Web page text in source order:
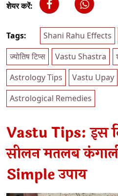
शेयर करें:
Tags: Shani Rahu Effects
ज्योतिष टिप्स
Vastu Shastra
Astrology Tips
Vastu Upay
Astrological Remedies
Vastu Tips: इस
सीलन मतलब
Simple उपाय